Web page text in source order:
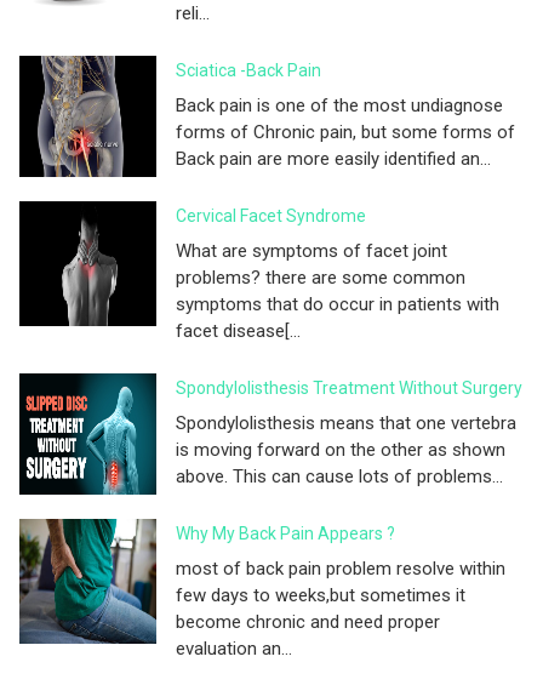
reli...
Sciatica -Back Pain
Back pain is one of the most undiagnose
forms of Chronic pain, but some forms of
Back pain are more easily identified an...
Cervical Facet Syndrome
What are symptoms of facet joint
problems? there are some common
symptoms that do occur in patients with
facet disease[...
Spondylolisthesis Treatment Without Surgery
Spondylolisthesis means that one vertebra
is moving forward on the other as shown
above. This can cause lots of problems...
Why My Back Pain Appears ?
most of back pain problem resolve within
few days to weeks,but sometimes it
become chronic and need proper
evaluation an...